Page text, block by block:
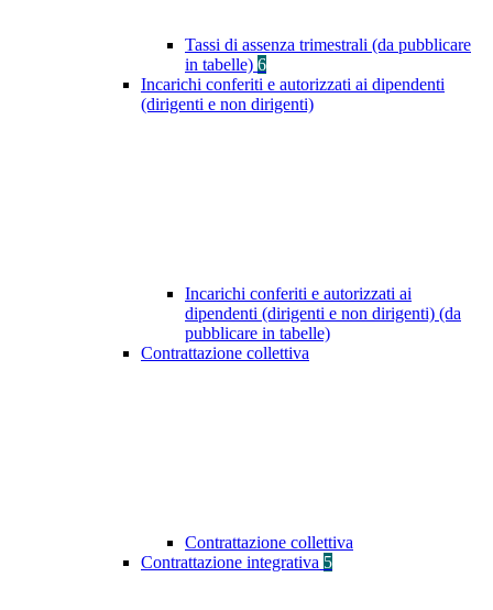
Tassi di assenza trimestrali (da pubblicare
in tabelle) 6
Incarichi conferiti e autorizzati ai dipendenti
(dirigenti e non dirigenti)
Incarichi conferiti e autorizzati ai
dipendenti (dirigenti e non dirigenti) (da
pubblicare in tabelle)
Contrattazione collettiva
Contrattazione collettiva
Contrattazione integrativa 5